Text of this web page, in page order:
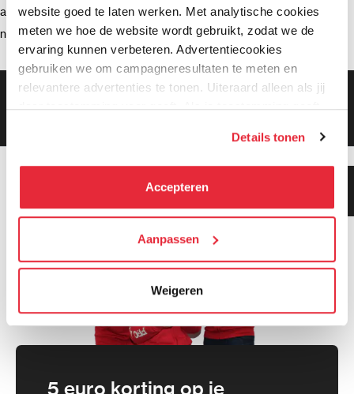
website goed te laten werken. Met analytische cookies
meten we hoe de website wordt gebruikt, zodat we de
ervaring kunnen verbeteren. Advertentiecookies
gebruiken we om campagneresultaten te meten en
relevantere advertenties te tonen. Uiteraard alleen als jij
daar toestemming voor geeft. Als je toestemming geeft,
kunnen deze gegevens combineren met informatie die zij
hebben verzameld via het gebruik van hun diensten. Je
kunt alle cookies accepteren, alleen noodzakelijke
We werken samen met21 derden
die uw gegevens
kunnen ontvangen en verwerken.
Details tonen
Accepteren
Aanpassen
Weigeren
advies (2)
netwerkrecorder (2)
Gratis bezorging vanaf €99,-
Gratis retourneren binnen 90 dagen*
Klanten geven ons 9.3